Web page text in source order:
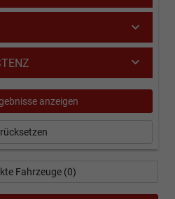
anzeigen
Fahrzeuge (0)